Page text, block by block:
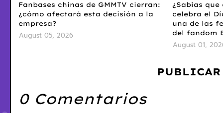
Fanbases chinas de GMMTV cierran:
¿cómo afectará esta decisión a la
empresa?
August 05, 2026
¿Sabías que
celebra el
una de las
del fandom
August 01,
0 Comentarios